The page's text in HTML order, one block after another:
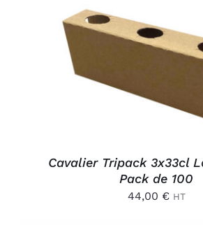
AJOUTER AU PANIER
DÉTAILS
Cavalier Tripack 3x33cl
Pack de 100
44,00 € HT